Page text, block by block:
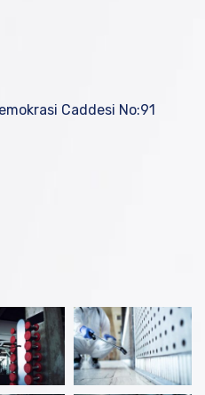
Caddesi No:91